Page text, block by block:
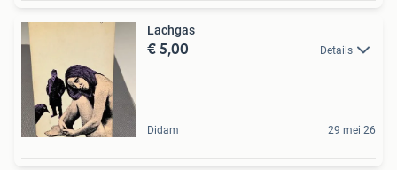
Lachgas
€ 5,00 Details
Didam 29 mei 26